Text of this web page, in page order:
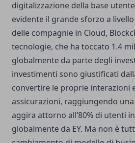
digitalizzazione della base
evidente il grande sforzo a
delle compagnie in Cloud,
tecnologie, che ha toccato 1.4
globalmente da parte degli
investimenti sono giustificati
convertire le proprie interazioni
assicurazioni, raggiungendo
aggira attorno all’80% di utenti
globalmente da EY. Ma non è